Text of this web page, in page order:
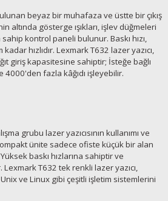
beyaz bir muhafaza ve üstte bir çıkış
altında gösterge ışıkları, işlev düğmeleri
kontrol paneli bulunur. Baskı hızı,
hızlıdır. Lexmark T632 lazer yazıcı,
giriş kapasitesine sahiptir; İsteğe bağlı
fazla kâğıdı işleyebilir.
grubu lazer yazıcısının kullanımı ve
ünite sadece ofiste küçük bir alan
baskı hızlarına sahiptir ve
T632 tek renkli lazer yazıcı,
ve Linux gibi çeşitli işletim sistemlerini